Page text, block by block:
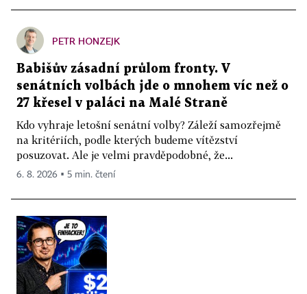
PETR HONZEJK
Babišův zásadní průlom fronty. V
senátních volbách jde o mnohem víc než o
27 křesel v paláci na Malé Straně
Kdo vyhraje letošní senátní volby? Záleží samozřejmě
na kritériích, podle kterých budeme vítězství
posuzovat. Ale je velmi pravděpodobné, že...
6. 8. 2026 ▪ 5 min. čtení